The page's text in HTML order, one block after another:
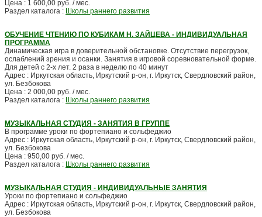
Цена : 1 600,00 руб. / мес.
Раздел каталога : Школы раннего развития
ОБУЧЕНИЕ ЧТЕНИЮ ПО КУБИКАМ Н. ЗАЙЦЕВА - ИНДИВИДУАЛЬНАЯ
ПРОГРАММА
Динамическая игра в доверительной обстановке. Отсутствие перегрузок,
ослаблений зрения и осанки. Занятия в игровой соревновательной форме.
Для детей с 2-х лет. 2 раза в неделю по 40 минут
Адрес : Иркутская область, Иркутский р-он, г. Иркутск, Свердловский район,
ул. Безбокова
Цена : 2 000,00 руб. / мес.
Раздел каталога : Школы раннего развития
МУЗЫКАЛЬНАЯ СТУДИЯ - ЗАНЯТИЯ В ГРУППЕ
В программе уроки по фортепиано и сольфеджио
Адрес : Иркутская область, Иркутский р-он, г. Иркутск, Свердловский район,
ул. Безбокова
Цена : 950,00 руб. / мес.
Раздел каталога : Школы раннего развития
МУЗЫКАЛЬНАЯ СТУДИЯ - ИНДИВИДУАЛЬНЫЕ ЗАНЯТИЯ
Уроки по фортепиано и сольфеджио
Адрес : Иркутская область, Иркутский р-он, г. Иркутск, Свердловский район,
ул. Безбокова